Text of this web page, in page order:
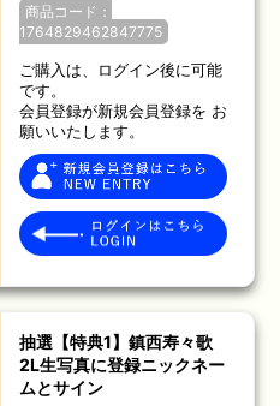
商品コード：
1764829462847775
ご購入は、ログイン後に可能
です。
会員登録が新規会員登録を お
願いいたします。
抽選【特典1】鎮西寿々歌
2L生写真に登録ニックネー
ムとサイン